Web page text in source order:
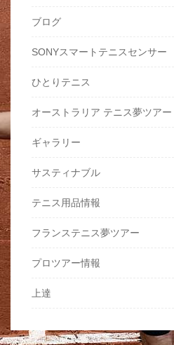
ブログ
SONYスマートテニスセンサー
ひとりテニス
オーストラリア テニス夢ツアー
ギャラリー
サスティナブル
テニス用品情報
フランステニス夢ツアー
プロツアー情報
上達